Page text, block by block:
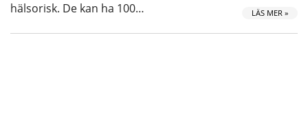
hälsorisk. De kan ha 100…
LÄS MER »